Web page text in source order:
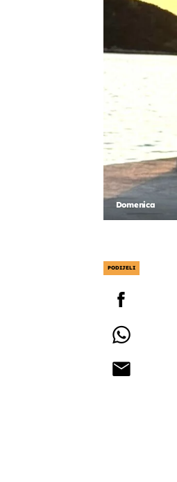
Domenica
PODIJELI